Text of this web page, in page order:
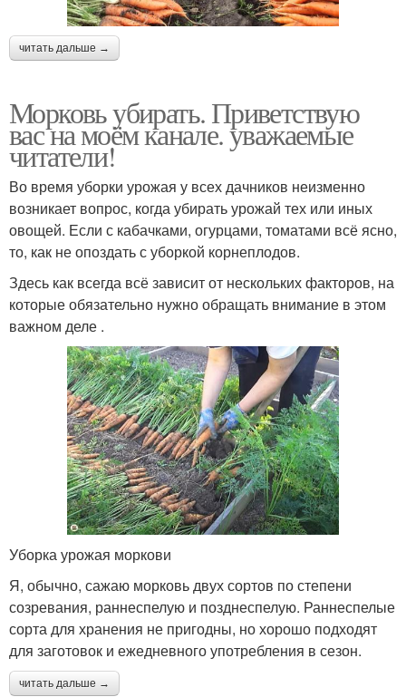
читать дальше →
Морковь убирать. Приветствую
вас на моём канале. уважаемые
читатели!
Во время уборки урожая у всех дачников неизменно
возникает вопрос, когда убирать урожай тех или иных
овощей. Если с кабачками, огурцами, томатами всё ясно,
то, как не опоздать с уборкой корнеплодов.
Здесь как всегда всё зависит от нескольких факторов, на
которые обязательно нужно обращать внимание в этом
важном деле .
Уборка урожая моркови
Я, обычно, сажаю морковь двух сортов по степени
созревания, раннеспелую и позднеспелую. Раннеспелые
сорта для хранения не пригодны, но хорошо подходят
для заготовок и ежедневного употребления в сезон.
читать дальше →